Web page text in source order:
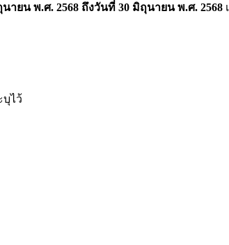
นายน พ.ศ. 2568 ถึงวันที่ 30 มิถุนายน พ.ศ. 2568
ไว้